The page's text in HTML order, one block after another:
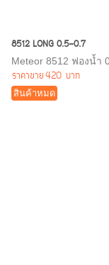
8512 LONG 0.5-0.7
Meteor 8512 ฟองน้ำ
ราคาขาย420 บาท
สินค้าหมด